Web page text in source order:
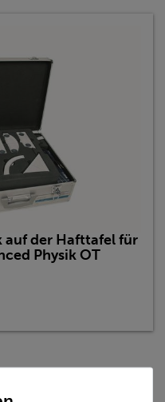
auf der Hafttafel für
Physik OT